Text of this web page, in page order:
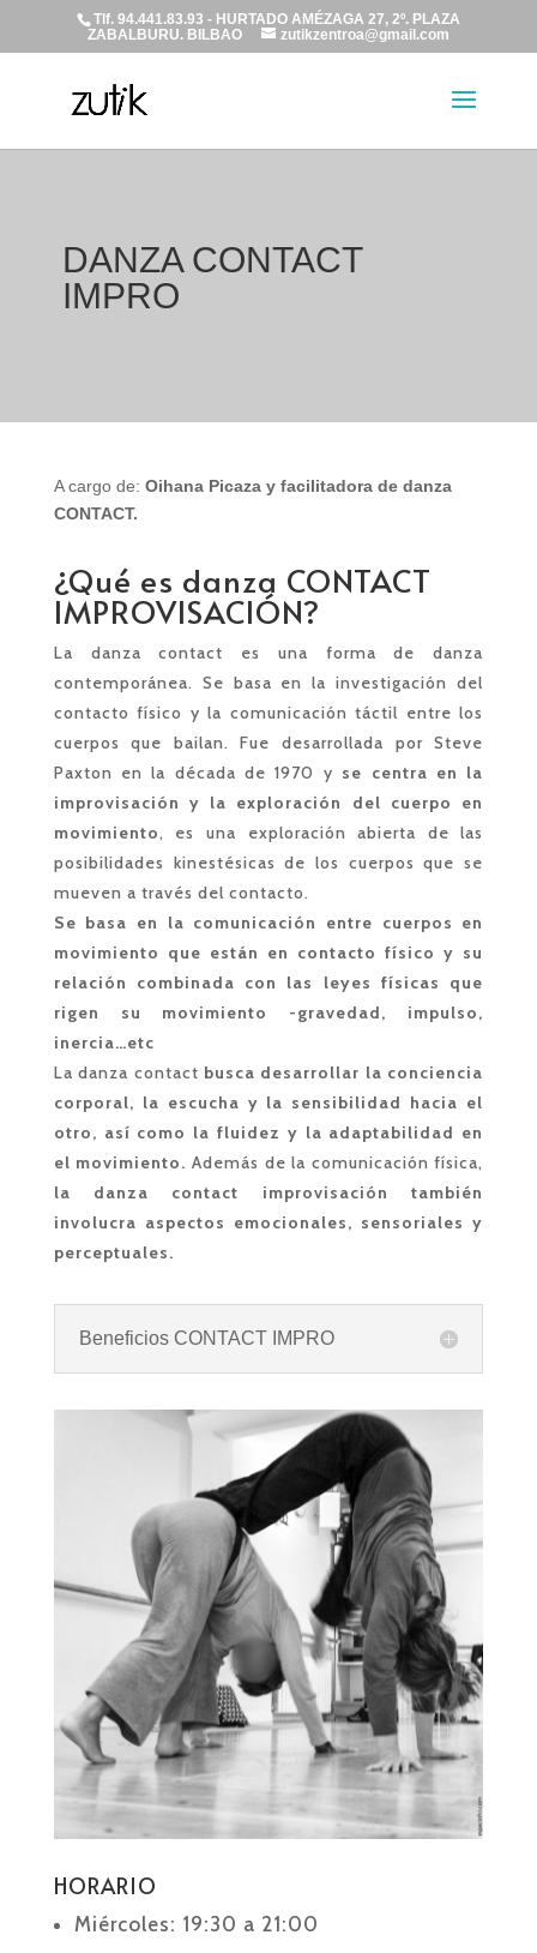
Tlf. 94.441.83.93 - HURTADO AMÉZAGA 27, 2º. PLAZA
ZABALBURU. BILBAO
zutikzentroa@gmail.com
DANZA CONTACT
IMPRO
A cargo de: Oihana Picaza y facilitadora de danza
CONTACT.
¿Qué es danza CONTACT
IMPROVISACIÓN?
La danza contact es una forma de danza
contemporánea. Se basa en la investigación del
contacto físico y la comunicación táctil entre los
cuerpos que bailan. Fue desarrollada por Steve
Paxton en la década de 1970 y se centra en la
improvisación y la exploración del cuerpo en
movimiento, es una exploración abierta de las
posibilidades kinestésicas de los cuerpos que se
mueven a través del contacto.
Se basa en la comunicación entre cuerpos en
movimiento que están en contacto físico y su
relación combinada con las leyes físicas que
rigen su movimiento -gravedad, impulso,
inercia…etc
La danza contact busca desarrollar la conciencia
corporal, la escucha y la sensibilidad hacia el
otro, así como la fluidez y la adaptabilidad en
el movimiento. Además de la comunicación física,
la danza contact improvisación también
involucra aspectos emocionales, sensoriales y
perceptuales.
Beneficios CONTACT IMPRO
HORARIO
Miércoles: 19:30 a 21:00